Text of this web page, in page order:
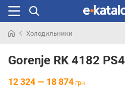
раньше
Холодильники
Gorenje RK 4182 PS4
12 324 — 18 874 грн.